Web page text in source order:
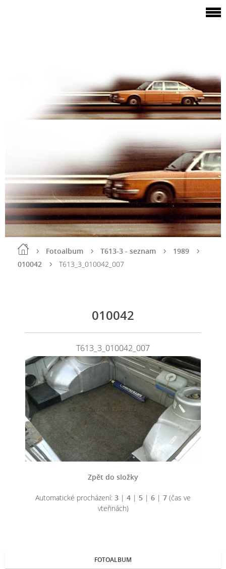
Fotoalbum T613-3 - seznam
1989
010042
T613_3_010042_007
010042
T613_3_010042_007
Zpět do složky
Automatické procházení: 3 | 4 | 5 | 6 | 7 (čas ve
vteřinách)
FOTOALBUM